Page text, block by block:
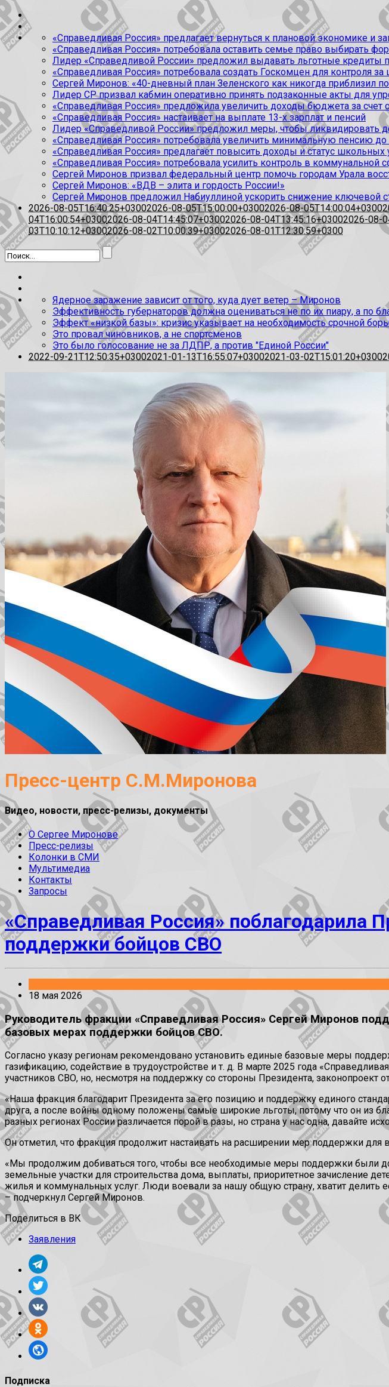
«Справедливая Россия» предлагает вернуться к плановой экономике и
«Справедливая Россия» потребовала оставить семье право выбирать
Лидер «Справедливой России» предложил выдавать льготные кредиты
«Справедливая Россия» потребовала создать Госкомцен для контроля за
Сергей Миронов: «40-дневный план Зеленского как никогда приблизил
Лидер СР призвал кабмин оперативно принять подзаконные акты для
«Справедливая Россия» предложила увеличить доходы бюджета за счет
«Справедливая Россия» настаивает на выплате 13-х зарплат и пенсий
Лидер «Справедливой России» предложил меры, чтобы ликвидировать
«Справедливая Россия» потребовала увеличить минимальную пенсию до
«Справедливая Россия» предлагает повысить доходы и статус школьных
«Справедливая Россия» потребовала усилить контроль в коммунальной
Сергей Миронов призвал федеральный центр помочь городам Урала
Сергей Миронов: «ВДВ – элита и гордость России!»
Сергей Миронов предложил Набиуллиной ускорить снижение ключевой
2026-08-05T16:40:25+03002026-08-05T15:00:00+03002026-08-05T14:00:04+0300
04T16:00:54+03002026-08-04T14:45:07+03002026-08-04T13:45:16+03002026-08-
03T10:10:12+03002026-08-02T10:00:39+03002026-08-01T12:30:59+0300
Ядерное заражение зависит от того, куда дует ветер – Миронов
Эффективность губернаторов должна оцениваться не по их пиару, а по
Эффект «низкой базы»: кризис указывает на необходимость срочной
Это провал чиновников, а не спортсменов
Это было голосование не за ЛДПР, а против "Единой России"
2022-09-21T12:50:35+03002021-01-13T16:55:07+03002021-03-02T15:01:20+0300
Пресс-центр С.М.Миронова
Видео, новости, пресс-релизы, документы
О Сергее Миронове
Пресс-релизы
Колонки в СМИ
Мультимедиа
Контакты
Запросы
«Справедливая Россия» поблагодарила
поддержки бойцов СВО
18 мая 2026
Руководитель фракции «Справедливая Россия» Сергей Миронов
базовых мерах поддержки бойцов СВО.
Согласно указу регионам рекомендовано установить единые базовые меры
газификацию, содействие в трудоустройстве и т. д. В марте 2025 года
участников СВО, но, несмотря на поддержку со стороны Президента,
«Наша фракция благодарит Президента за его позицию и поддержку единого
друга, а после войны одному положены самые широкие льготы, потому что он из
разных регионах России различается порой в разы, но страна у нас одна, давайте
Он отметил, что фракция продолжит настаивать на расширении мер поддержки для
«Мы продолжим добиваться того, чтобы все необходимые меры поддержки были
земельные участки для строительства дома, выплаты, приоритетное зачисление
жилья и коммунальных услуг. Люди воевали за нашу общую страну, хватит
– подчеркнул Сергей Миронов.
Поделиться в ВК
Заявления
Подписка